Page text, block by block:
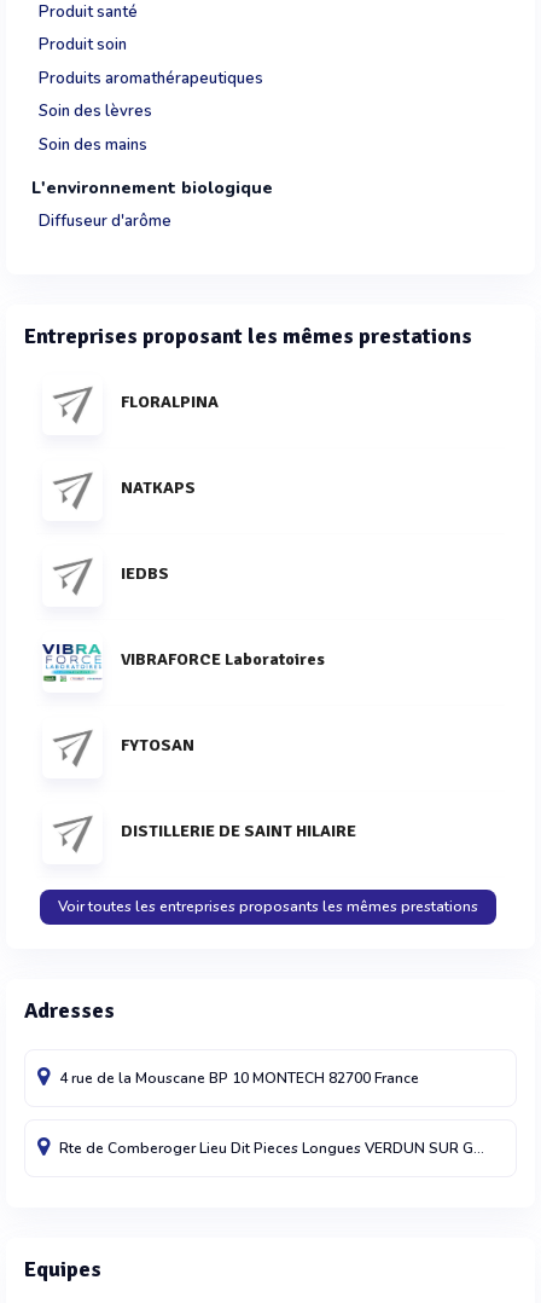
Produit santé
Produit soin
Produits aromathérapeutiques
Soin des lèvres
Soin des mains
L'environnement biologique
Diffuseur d'arôme
Entreprises proposant les mêmes prestations
FLORALPINA
NATKAPS
IEDBS
VIBRAFORCE Laboratoires
FYTOSAN
DISTILLERIE DE SAINT HILAIRE
Voir toutes les entreprises proposants les mêmes prestations
Adresses
4 rue de la Mouscane BP 10MONTECH 82700France
Rte de Comberoger Lieu Dit Pieces LonguesVERDUN SUR GARONNE
Equipes